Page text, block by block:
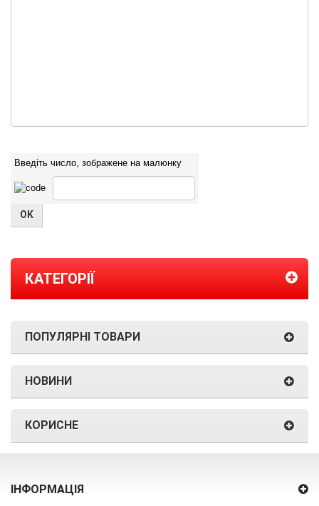
Введіть число, зображене на малюнку
КАТЕГОРІЇ
ПОПУЛЯРНІ ТОВАРИ
НОВИНИ
КОРИСНЕ
ІНФОРМАЦІЯ